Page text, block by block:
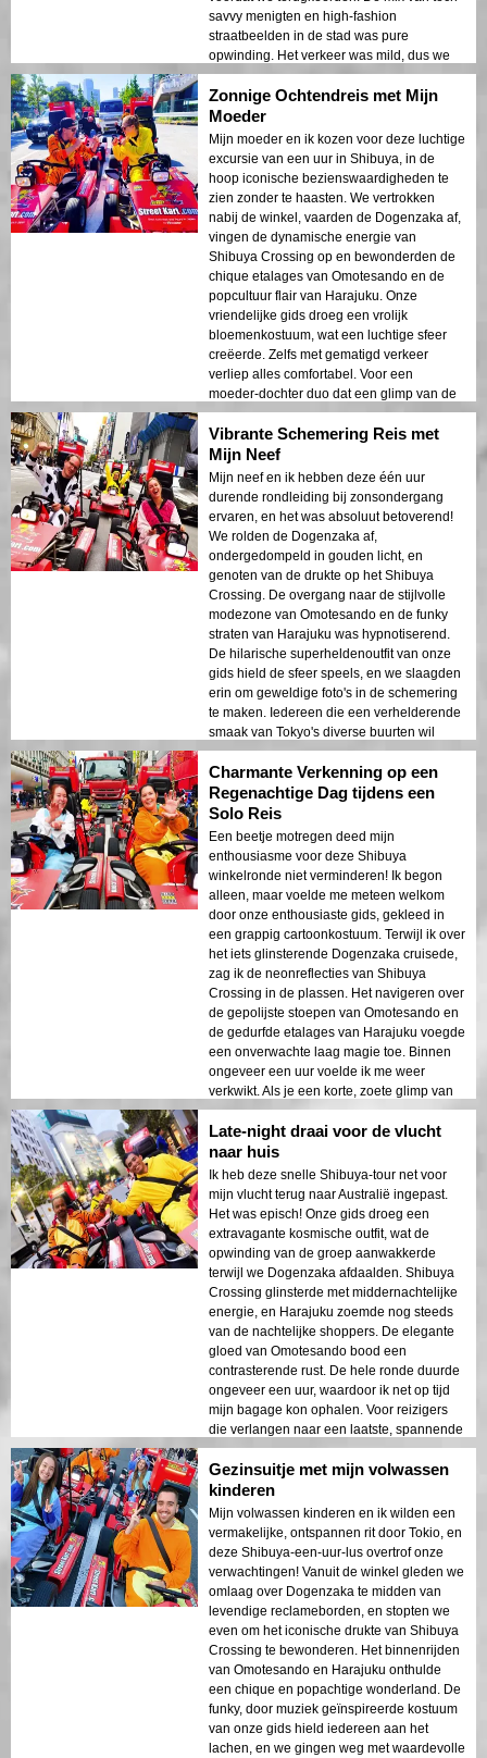
savvy menigten en high-fashion
straatbeelden in de stad was pure
opwinding. Het verkeer was mild, dus we
hadden tijd voor foto's en lachen. Als je
verlangt naar een beknopte maar
levendige Tokyo-ervaring, dan is deze tour
perfect! 😎
Zonnige Ochtendreis met Mijn
Moeder
Mijn moeder en ik kozen voor deze luchtige
excursie van een uur in Shibuya, in de
hoop iconische bezienswaardigheden te
zien zonder te haasten. We vertrokken
nabij de winkel, vaarden de Dogenzaka af,
vingen de dynamische energie van
Shibuya Crossing op en bewonderden de
chique etalages van Omotesando en de
popcultuur flair van Harajuku. Onze
vriendelijke gids droeg een vrolijk
bloemenkostuum, wat een luchtige sfeer
creëerde. Zelfs met gematigd verkeer
verliep alles comfortabel. Voor een
moeder-dochter duo dat een glimp van de
moderne ziel van Tokio wilde opvangen in
een kort tijdsbestek, was deze rit perfect!
Vibrante Schemering Reis met
Mijn Neef
Mijn neef en ik hebben deze één uur
durende rondleiding bij zonsondergang
ervaren, en het was absoluut betoverend!
We rolden de Dogenzaka af,
ondergedompeld in gouden licht, en
genoten van de drukte op het Shibuya
Crossing. De overgang naar de stijlvolle
modezone van Omotesando en de funky
straten van Harajuku was hypnotiserend.
De hilarische superheldenoutfit van onze
gids hield de sfeer speels, en we slaagden
erin om geweldige foto's in de schemering
te maken. Iedereen die een verhelderende
smaak van Tokyo's diverse buurten wil
ervaren, moet deze energieke avondtour
zeker eens proberen. Geweldig!
Charmante Verkenning op een
Regenachtige Dag tijdens een
Solo Reis
Een beetje motregen deed mijn
enthousiasme voor deze Shibuya
winkelronde niet verminderen! Ik begon
alleen, maar voelde me meteen welkom
door onze enthousiaste gids, gekleed in
een grappig cartoonkostuum. Terwijl ik over
het iets glinsterende Dogenzaka cruisede,
zag ik de neonreflecties van Shibuya
Crossing in de plassen. Het navigeren over
de gepolijste stoepen van Omotesando en
de gedurfde etalages van Harajuku voegde
een onverwachte laag magie toe. Binnen
ongeveer een uur voelde ik me weer
verkwikt. Als je een korte, zoete glimp van
de flair van Tokyo wilt, ongeacht het weer,
dan is dit het!
Late-night draai voor de vlucht
naar huis
Ik heb deze snelle Shibuya-tour net voor
mijn vlucht terug naar Australië ingepast.
Het was episch! Onze gids droeg een
extravagante kosmische outfit, wat de
opwinding van de groep aanwakkerde
terwijl we Dogenzaka afdaalden. Shibuya
Crossing glinsterde met middernachtelijke
energie, en Harajuku zoemde nog steeds
van de nachtelijke shoppers. De elegante
gloed van Omotesando bood een
contrasterende rust. De hele ronde duurde
ongeveer een uur, waardoor ik net op tijd
mijn bagage kon ophalen. Voor reizigers
die verlangen naar een laatste, spannende
herinnering aan Tokio, levert deze route
echt veel op!
Gezinsuitje met mijn volwassen
kinderen
Mijn volwassen kinderen en ik wilden een
vermakelijke, ontspannen rit door Tokio, en
deze Shibuya-een-uur-lus overtrof onze
verwachtingen! Vanuit de winkel gleden we
omlaag over Dogenzaka te midden van
levendige reclameborden, en stopten we
even om het iconische drukte van Shibuya
Crossing te bewonderen. Het binnenrijden
van Omotesando en Harajuku onthulde
een chique en popachtige wonderland. De
funky, door muziek geïnspireerde kostuum
van onze gids hield iedereen aan het
lachen, en we gingen weg met waardevolle